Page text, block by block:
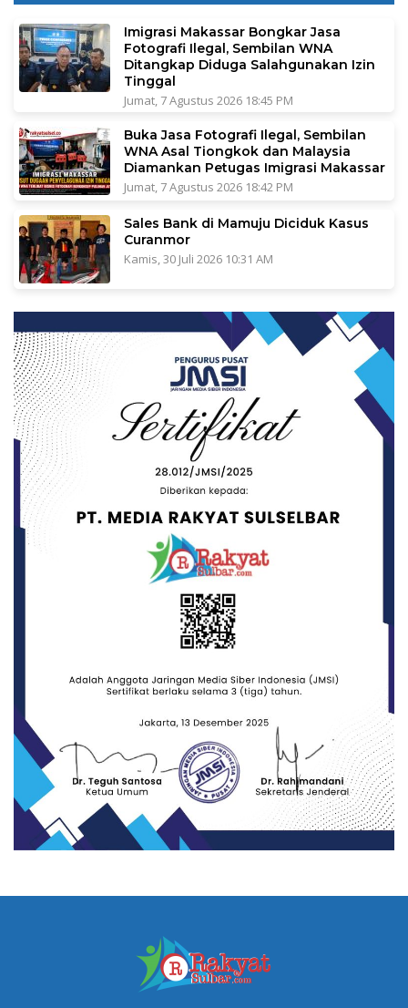
Imigrasi Makassar Bongkar Jasa
Fotografi Ilegal, Sembilan WNA
Ditangkap Diduga Salahgunakan Izin
Tinggal
Jumat, 7 Agustus 2026 18:45 PM
Buka Jasa Fotografi Ilegal, Sembilan
WNA Asal Tiongkok dan Malaysia
Diamankan Petugas Imigrasi Makassar
Jumat, 7 Agustus 2026 18:42 PM
Sales Bank di Mamuju Diciduk Kasus
Curanmor
Kamis, 30 Juli 2026 10:31 AM